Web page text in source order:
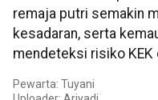
remaja putri semakin
kesadaran, serta
mendeteksi risiko KEK
Pewarta: Tuyani